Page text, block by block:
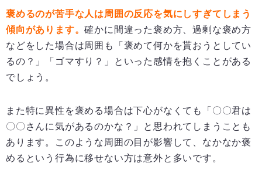
褒めるのが苦手な人は周囲の反応を気にしすぎてしまう
傾向があります。確かに間違った褒め方、過剰な褒め方
などをした場合は周囲も「褒めて何かを貰おうとしてい
るの？」「ゴマすり？」といった感情を抱くことがある
でしょう。
また特に異性を褒める場合は下心がなくても「〇〇君は
〇〇さんに気があるのかな？」と思われてしまうことも
あります。このような周囲の目が影響して、なかなか褒
めるという行為に移せない方は意外と多いです。